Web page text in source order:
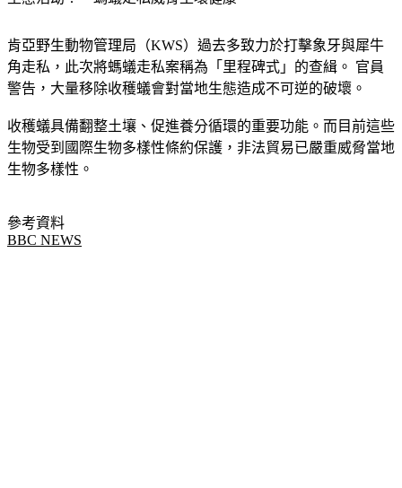
肯亞野生動物管理局（KWS）過去多致力於打擊象牙與犀牛
角走私，此次將螞蟻走私案稱為「里程碑式」的查緝。 官員
警告，大量移除收穫蟻會對當地生態造成不可逆的破壞。
收穫蟻具備翻整土壤、促進養分循環的重要功能。而目前這些
生物受到國際生物多樣性條約保護，非法貿易已嚴重威脅當地
生物多樣性。
參考資料
BBC NEWS